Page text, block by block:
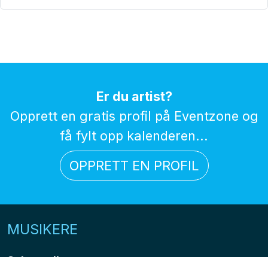
Er du artist?
Opprett en gratis profil på Eventzone og
få fylt opp kalenderen...
OPPRETT EN PROFIL
MUSIKERE